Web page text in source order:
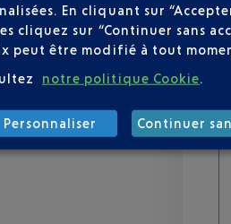
En cliquant sur
cliquez sur “Continuer sans
peut être modifié à tout
notre politique Cookie
Personnaliser Continuer